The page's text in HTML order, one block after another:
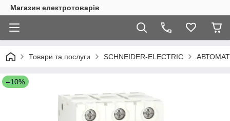
Магазин електротоварів
Товари та послуги SCHNEIDER-ELECTRIC
–10%